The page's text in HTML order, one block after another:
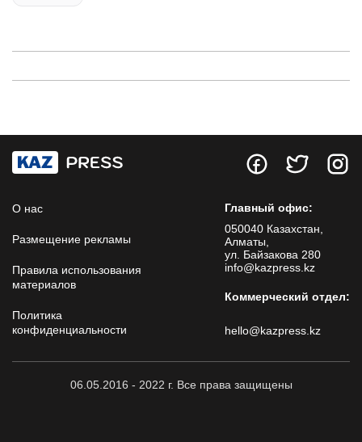
О нас
Размещение рекламы
Правила использования
материалов
Политика
конфиденциальности
Главный офис:
050040 Казахстан,
Алматы,
ул. Байзакова 280
info@kazpress.kz
Коммерческий отдел:
hello@kazpress.kz
06.05.2016 - 2022 г. Все права защищены